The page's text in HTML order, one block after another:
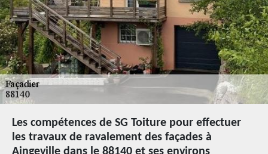
Les compétences de SG Toiture pour effectuer
les travaux de ravalement des façades à
Aingeville dans le 88140 et ses environs